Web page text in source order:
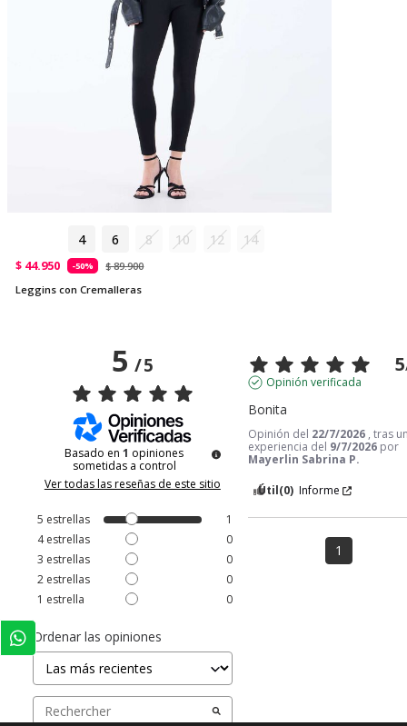
4 6 8 10 12 14
$ 44.950 -50%
$ 89.900
Leggins con Cremalleras
5/5
Basado en1 opiniones
sometidas a control
Ver todas las reseñas de este sitio
5 estrellas
1
4estrellas
0
3 estrellas
0
2 estrellas
0
1 estrella 0
Ordenar las opiniones
5
Opinión verificada
Bonita
Opinión del 22/7/2026 , tras
experiencia del 9/7/2026 por
Mayerlin Sabrina P.
Útil(0) Informe
1